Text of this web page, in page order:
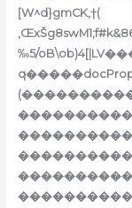
[W^d}gmCK‚†(
‰5/